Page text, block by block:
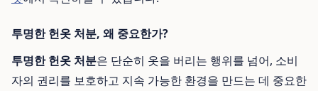
투명한 헌옷 처분, 왜 중요한가?
투명한 헌옷 처분은 단순히 옷을 버리는 행위를 넘어, 소비
자의 권리를 보호하고 지속 가능한 환경을 만드는 데 중요한